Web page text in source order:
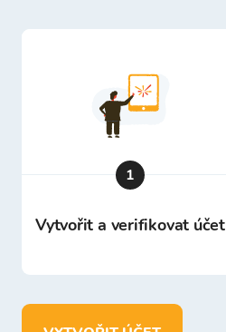
1
Vytvořit a verifikovat účet